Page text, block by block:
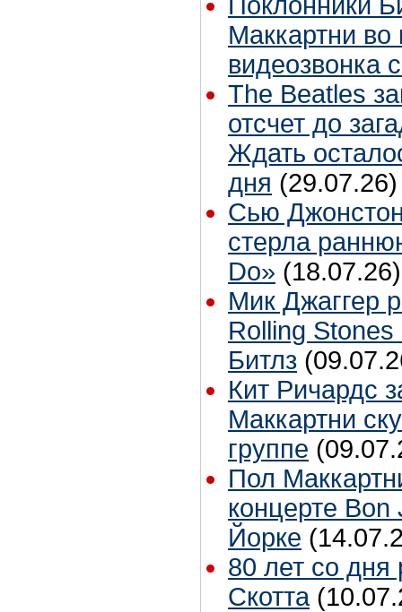
Маккартни во
видеозвонка
The Beatles
отсчет до
Ждать
дня (29.07.26)
Сью
стерла
Do» (18.07.26)
Мик Джаггер
Rolling Stones
Битлз
Кит Ричардс
Маккартни
группе
Пол
концерте
Йорке
80 лет со
Скотта